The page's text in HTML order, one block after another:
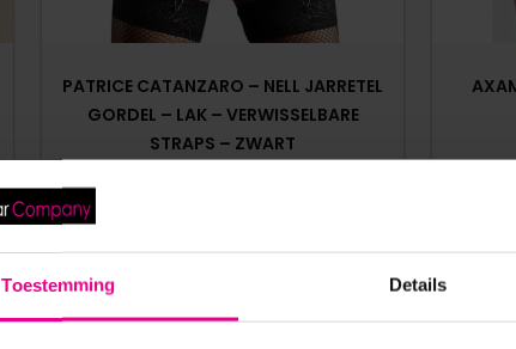
Toestemming Details
PATRICE CATANZARO – NELL JARRETEL
GORDEL – LAK – VERWISSELBARE
STRAPS – ZWART